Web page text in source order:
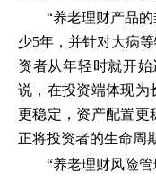
“养老理财产品
少5年，并针对大病
资者从年轻时就开
说，在投资端体现为
更稳定，资产配置更
正将投资者的生命周
“养老理财风险